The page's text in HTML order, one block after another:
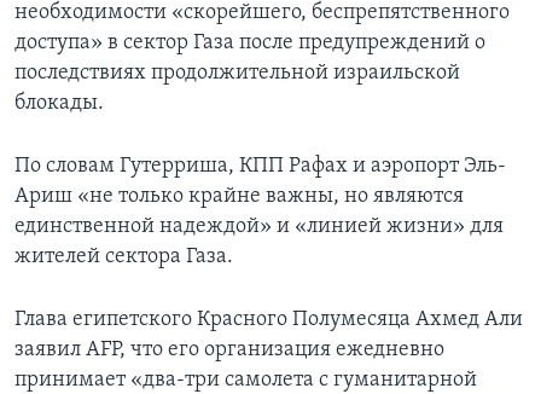
необходимости «скорейшего, беспрепятственного
доступа» в сектор Газа после предупреждений о
последствиях продолжительной израильской
блокады.
По словам Гутерриша, КПП Рафах и аэропорт Эль-
Ариш «не только крайне важны, но являются
единственной надеждой» и «линией жизни» для
жителей сектора Газа.
Глава египетского Красного Полумесяца Ахмед Али
заявил AFP, что его организация ежедневно
принимает «два-три самолета с гуманитарной